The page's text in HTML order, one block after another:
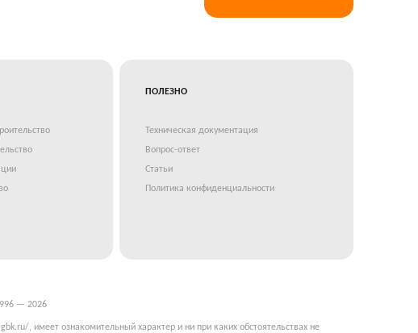
ПОЛЕЗНО
Техническая документация
Вопрос-ответ
Статьи
Политика конфиденциальности
— 2026
, имеет ознакомительный характер и ни при каких обстоятельствах не